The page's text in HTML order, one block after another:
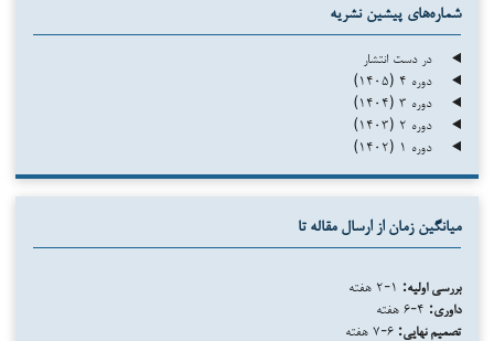
شماره‌های پیشین نشریه
در دست انتشار
دوره ۴ (۱۴۰۵)
دوره ۳ (۱۴۰۴)
دوره ۲ (۱۴۰۳)
دوره ۱ (۱۴۰۲)
میانگین زمان از ارسال مقاله تا
بررسی اولیه:
داوری:
تصمیم نهایی: